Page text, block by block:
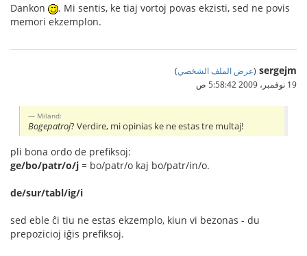
Dankon
. Mi sentis, ke tiaj vortoj povas ekzisti, sed ne povis
memori ekzemplon.
sergejm
(عرض الملف الشخصي)
19 نوفمبر، 2009 5:58:42 ص
Miland:
Bogepatroj? Verdire, mi opinias ke ne estas tre multaj!
pli bona ordo de prefiksoj:
ge/bo/patr/o/j = bo/patr/o kaj bo/patr/in/o.
de/sur/tabl/ig/i
sed eble ĉi tiu ne estas ekzemplo, kiun vi bezonas - du
prepozicioj iĝis prefiksoj.